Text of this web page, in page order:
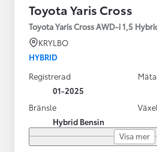
Toyota Yaris Cross
Toyota Yaris Cross AWD-i 1,5
KRYLBO
HYBRID
Registrerad
01-2025
Bränsle
Hybrid Bensin
Visa mer